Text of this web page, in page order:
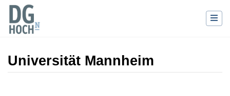
Universität Mannheim